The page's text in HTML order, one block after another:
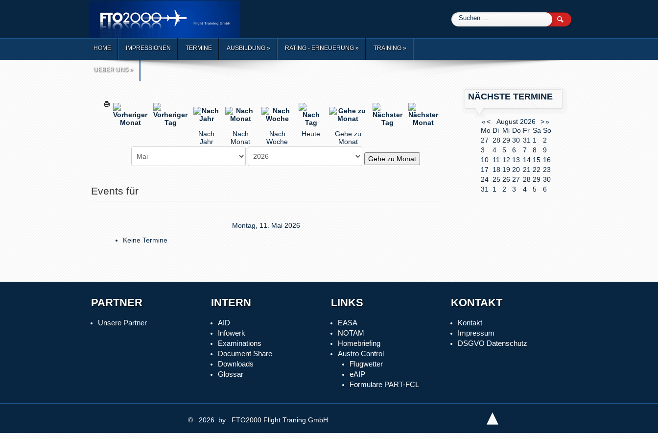
0
HOME IMPRESSIONEN TERMINE AUSBILDUNG» RATING - ERNEUERUNG» TRAINING»
UEBER UNS»
Nach
Jahr
Nach
Monat
Nach
Woche
Heute
Gehe zu
Monat
Gehe zu Monat
Events für
Montag, 11. Mai 2026
Keine Termine
NÄCHSTE TERMINE
«< August 2026 >»
Mo Di Mi Do Fr Sa So
27
28 29 30 31 1
2
3
4 5 6 7 8
9
10 11 12 13 14 15 16
17 18 19 20 21 22 23
24 25 26 27 28 29 30
31
1 2 3 4 5 6
PARTNER
Unsere Partner
INTERN
AID
Infowerk
Examinations
Document Share
Downloads
Glossar
LINKS
EASA
NOTAM
Homebriefing
Austro Control
Flugwetter
eAIP
Formulare PART-FCL
KONTAKT
Kontakt
Impressum
DSGVO Datenschutz
© 2026 by FTO2000 Flight Traning GmbH